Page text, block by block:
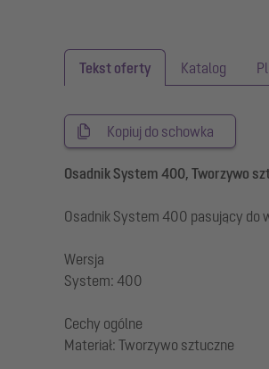
Tekst oferty Katalog
Kopiuj do schowka
Osadnik System 400, Tworzywo
Osadnik System 400 pasujący
Wersja
System: 400
Cechy ogólne
Materiał: Tworzywo sztuczne